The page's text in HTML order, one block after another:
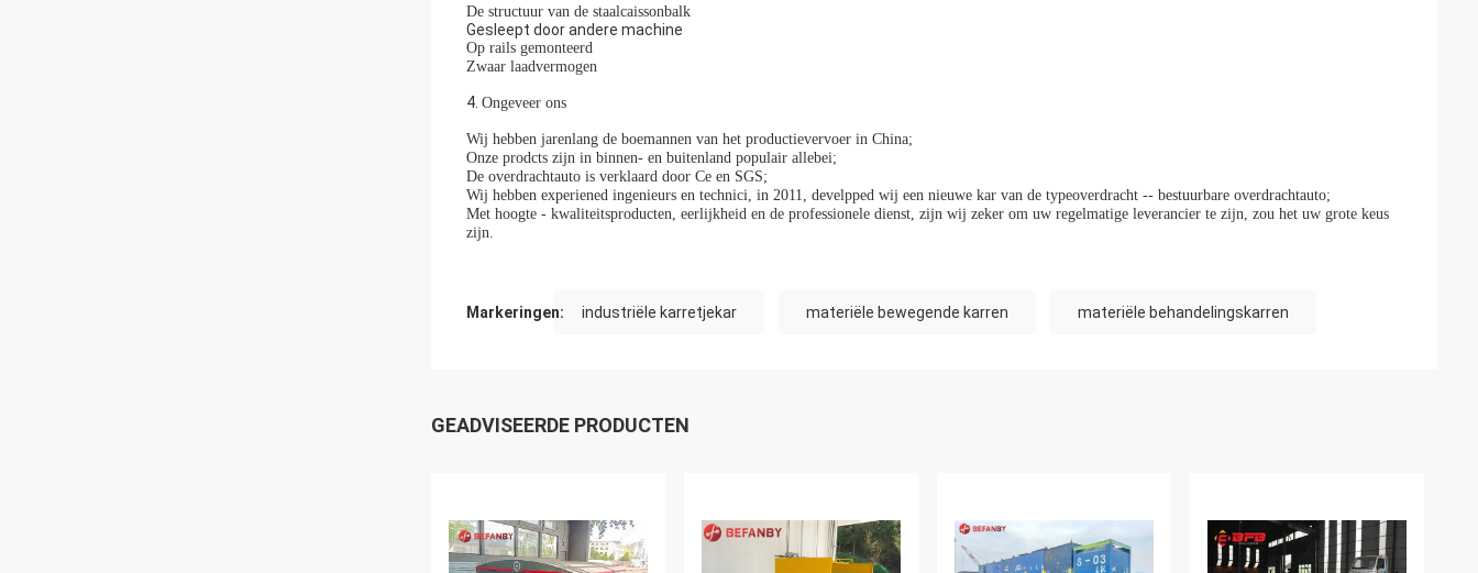
De structuur van de staalcaissonbalk
Gesleept door andere machine
Op rails gemonteerd
Zwaar laadvermogen
4. Ongeveer ons
Wij hebben jarenlang de boemannen van het productievervoer in China;
Onze prodcts zijn in binnen- en buitenland populair allebei;
De overdrachtauto is verklaard door Ce en SGS;
Wij hebben experiened ingenieurs en technici, in 2011, develpped wij een nieuwe kar van de typeoverdracht -- bestuurbare overdrachtauto;
Met hoogte - kwaliteitsproducten, eerlijkheid en de professionele dienst, zijn wij zeker om uw regelmatige leverancier te zijn, zou het uw grote keus
zijn.
Markeringen: industriële karretjekar materiële bewegende karren materiële behandelingskarren
GEADVISEERDE PRODUCTEN